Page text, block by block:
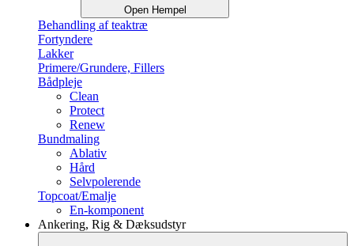
Open Hempel
Behandling af teaktræ
Fortyndere
Lakker
Primere/Grundere, Fillers
Bådpleje
Clean
Protect
Renew
Bundmaling
Ablativ
Hård
Selvpolerende
Topcoat/Emalje
En-komponent
Ankering, Rig & Dæksudstyr